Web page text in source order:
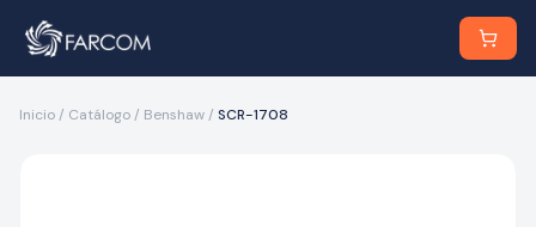
Inicio / Catálogo / Benshaw / SCR-1708